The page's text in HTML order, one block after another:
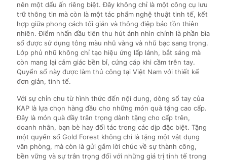
nên một dấu ấn riêng biệt. Đây không chỉ là một công cụ lưu
trữ thông tin mà còn là một tác phẩm nghệ thuật tinh tế, kết
hợp giữa phong cách tối giản và thông điệp bảo tồn thiên
nhiên. Điểm nhấn đầu tiên thu hút ánh nhìn chính là phần bìa
sổ được sử dụng tông màu nhũ vàng và nhũ bạc sang trọng.
Lớp phủ nhũ không chỉ tạo hiệu ứng lấp lánh, bắt sáng mà
còn mang lại cảm giác bền bỉ, cứng cáp khi cầm trên tay.
Quyển sổ này được làm thủ công tại Việt Nam với thiết kế
đơn giản, tinh tế.
Với sự chỉn chu từ hình thức đến nội dung, dòng sổ tay của
KAP là lựa chọn hàng đầu cho những món quà tặng cao cấp.
Đây là món quà đầy trân trọng dành tặng cho cấp trên,
doanh nhân, bạn bè hay đối tác trong các dịp đặc biệt. Tặng
một quyển sổ Gold Forest không chỉ là tặng một vật dụng
văn phòng, mà còn là gửi gắm lời chúc về sự thành công,
bền vững và sự trân trọng đối với những giá trị tinh tế trong